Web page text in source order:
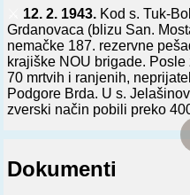
12. 2. 1943. Kod s. Tuk-
Grdanovaca (blizu San.
nemačke 187. rezervne
krajiške NOU brigade.
70 mrtvih i ranjenih,
Podgore Brda. U s.
zverski način pobili preko
Kod s.
slovenačka NOU brigada -
brigada -Ljubo Šercer-
Dokumenti